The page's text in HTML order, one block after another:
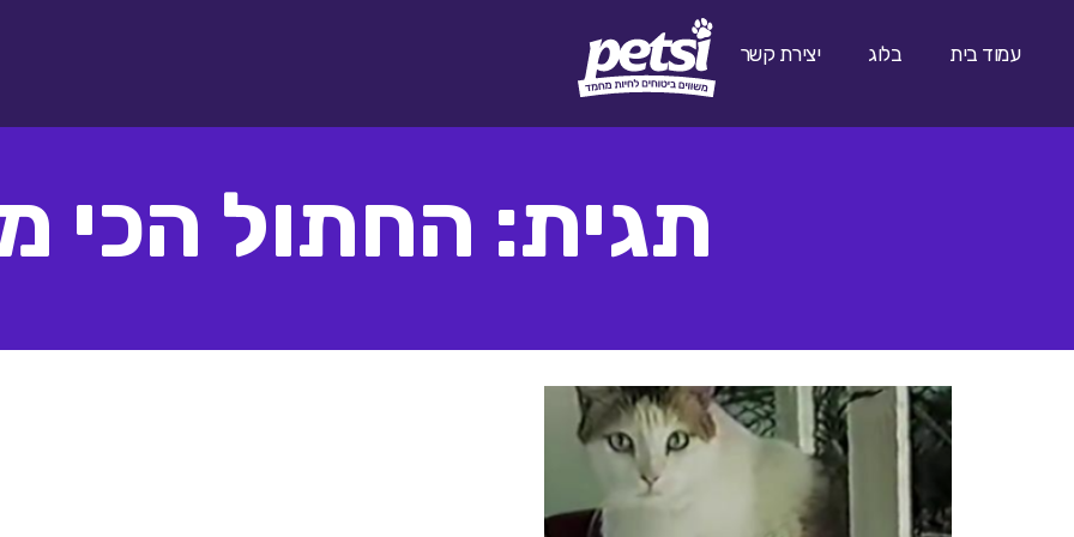
עמוד בית בלוג יצירת קשר
תגית: החתול הכי